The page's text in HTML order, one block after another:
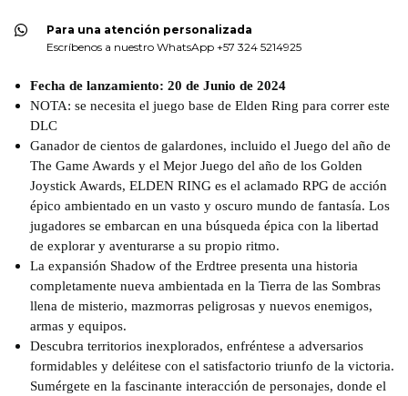
Para una atención personalizada
Escríbenos a nuestro WhatsApp +57 324 5214925
Fecha de lanzamiento: 20 de Junio de 2024
NOTA: se necesita el juego base de Elden Ring para correr este
DLC
Ganador de cientos de galardones, incluido el Juego del año de
The Game Awards y el Mejor Juego del año de los Golden
Joystick Awards, ELDEN RING es el aclamado RPG de acción
épico ambientado en un vasto y oscuro mundo de fantasía. Los
jugadores se embarcan en una búsqueda épica con la libertad
de explorar y aventurarse a su propio ritmo.
La expansión Shadow of the Erdtree presenta una historia
completamente nueva ambientada en la Tierra de las Sombras
llena de misterio, mazmorras peligrosas y nuevos enemigos,
armas y equipos.
Descubra territorios inexplorados, enfréntese a adversarios
formidables y deléitese con el satisfactorio triunfo de la victoria.
Sumérgete en la fascinante interacción de personajes, donde el